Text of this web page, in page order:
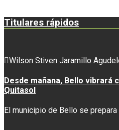
Titulares rápidos
Wilson Stiven Jaramillo
Desde mañana, Bello vibrará
Quitasol
El municipio de Bello se prepara